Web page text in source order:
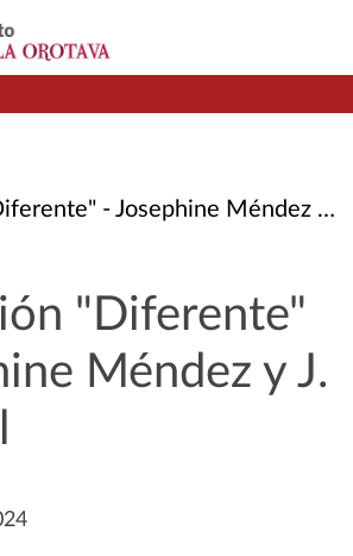
- Josephine Méndez y J. Esquivel
"Diferente"
Méndez y J.